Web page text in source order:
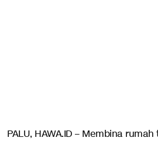
PALU, HAWA.ID – Membina